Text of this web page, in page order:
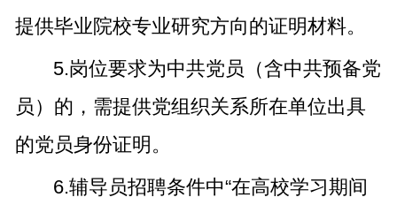
提供毕业院校专业研究方向的证明材料。
5.岗位要求为中共党员（含中共预备党
员）的，需提供党组织关系所在单位出具
的党员身份证明。
6.辅导员招聘条件中“在高校学习期间